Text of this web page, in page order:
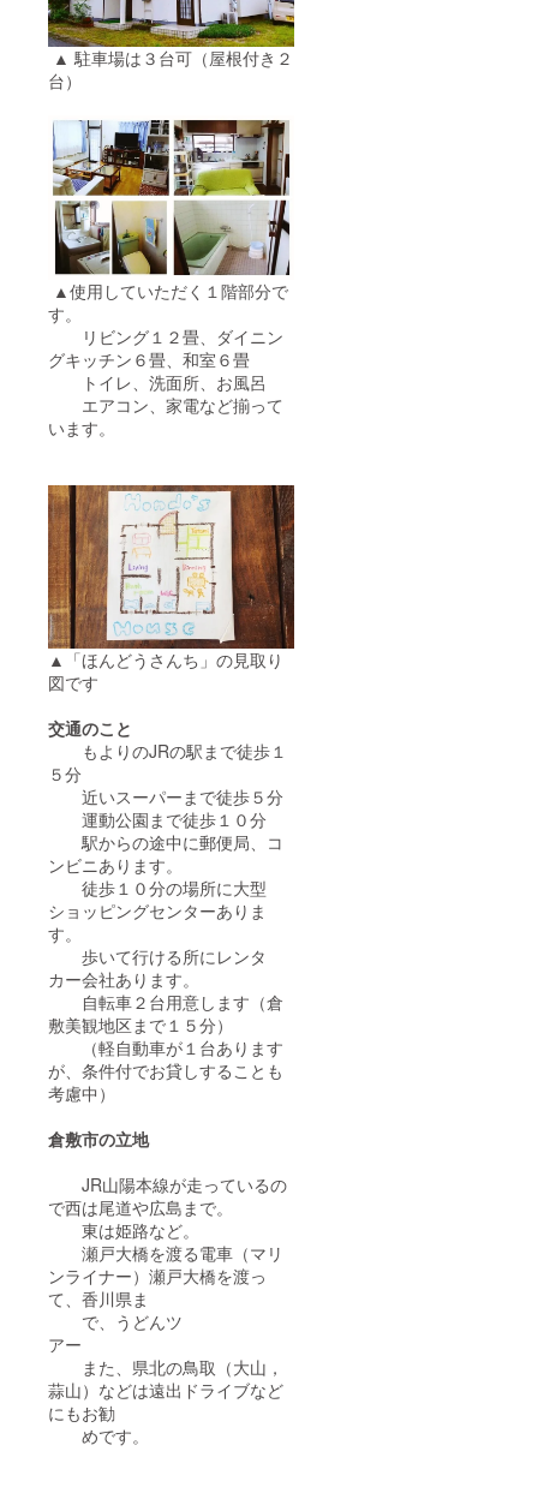
▲ 駐車場は３台可（屋根付き２
台）
▲使用していただく１階部分で
す。
リビング１２畳、ダイニン
グキッチン６畳、和室６畳
トイレ、洗面所、お風呂
エアコン、家電など揃って
います。
▲「ほんどうさんち」の見取り
図です
交通のこと
もよりのJRの駅まで徒歩１
５分
近いスーパーまで徒歩５分
運動公園まで徒歩１０分
駅からの途中に郵便局、コ
ンビニあります。
徒歩１０分の場所に大型
ショッピングセンターありま
す。
歩いて行ける所にレンタ
カー会社あります。
自転車２台用意します（倉
敷美観地区まで１５分）
（軽自動車が１台あります
が、条件付でお貸しすることも
考慮中）
倉敷市の立地
JR山陽本線が走っているの
で西は尾道や広島まで。
東は姫路など。
瀬戸大橋を渡る電車（マリ
ンライナー）瀬戸大橋を渡っ
て、香川県ま
で、うどんツ
アー
また、県北の鳥取（大山，
蒜山）などは遠出ドライブなど
にもお勧
めです。